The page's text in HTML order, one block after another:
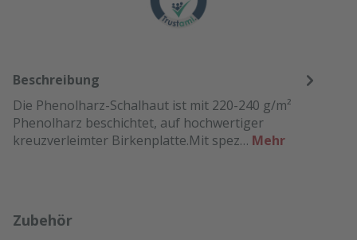
Beschreibung
Die Phenolharz-Schalhaut ist mit 220-240 g/m²
Phenolharz beschichtet, auf hochwertiger
kreuzverleimter Birkenplatte.Mit spez… Mehr
Produktgalerie überspringen
Zubehör